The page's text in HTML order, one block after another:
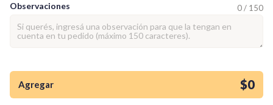
tienda así para mi
emprendimiento!
Observaciones 0 / 150
Agregar $0